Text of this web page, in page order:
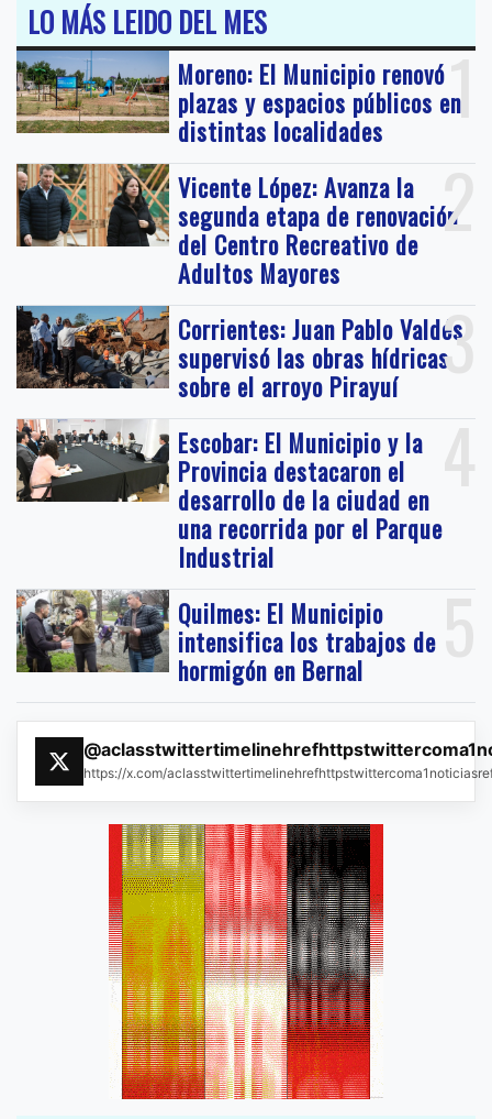
LO MÁS LEIDO DEL MES
1
Moreno: El Municipio renovó
plazas y espacios públicos en
distintas localidades
2
Vicente López: Avanza la
segunda etapa de renovación
del Centro Recreativo de
Adultos Mayores
3
Corrientes: Juan Pablo Valdés
supervisó las obras hídricas
sobre el arroyo Pirayuí
4
Escobar: El Municipio y la
Provincia destacaron el
desarrollo de la ciudad en
una recorrida por el Parque
Industrial
5
Quilmes: El Municipio
intensifica los trabajos de
hormigón en Bernal
https://x.com/